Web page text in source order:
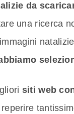
da
una ricerca
siti web